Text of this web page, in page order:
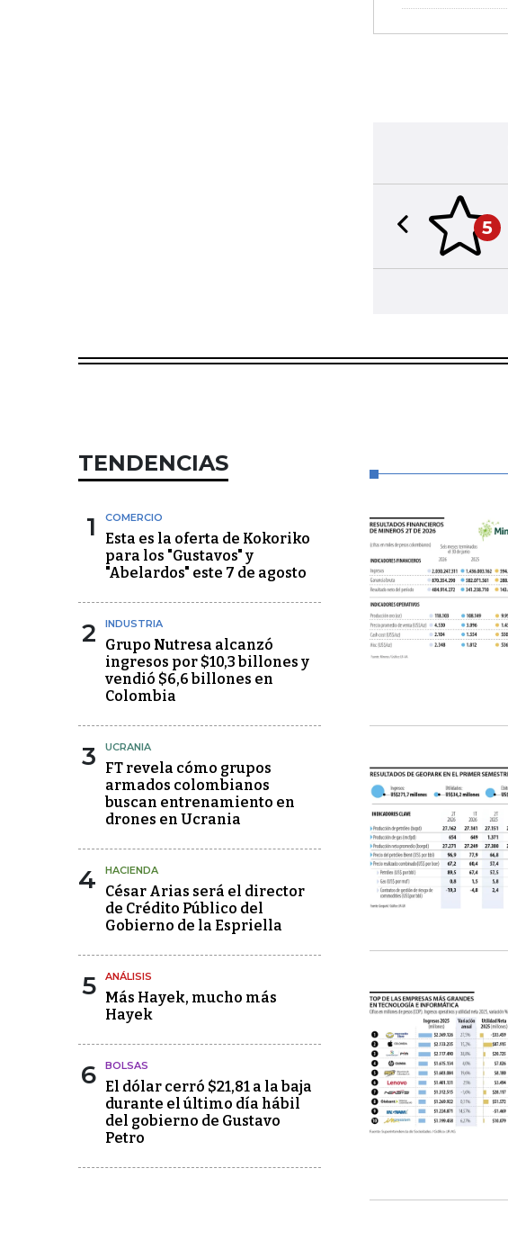
5
Previous slide
TENDENCIAS
1 COMERCIO
Esta es la oferta de Kokoriko
para los "Gustavos" y
"Abelardos" este 7 de agosto
2 INDUSTRIA
Grupo Nutresa alcanzó
ingresos por $10,3 billones y
vendió $6,6 billones en
Colombia
3 UCRANIA
FT revela cómo grupos
armados colombianos
buscan entrenamiento en
drones en Ucrania
4 HACIENDA
César Arias será el director
de Crédito Público del
Gobierno de la Espriella
5 ANÁLISIS
Más Hayek, mucho más
Hayek
6 BOLSAS
El dólar cerró $21,81 a la baja
durante el último día hábil
del gobierno de Gustavo
Petro